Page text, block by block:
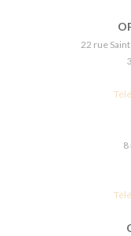
22 rue
8